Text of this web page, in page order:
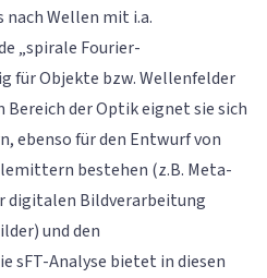
Wellen mit i.a.
„spirale Fourier-
für Objekte bzw. Wellenfelder
der Optik eignet sie sich
ebenso für den Entwurf von
bestehen (z.B. Meta-
digitalen Bildverarbeitung
und den
sFT-Analyse bietet in diesen